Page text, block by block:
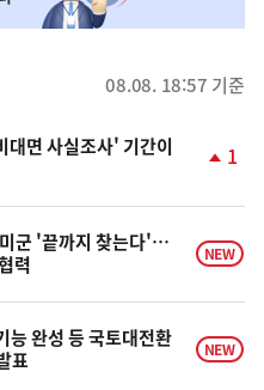
08.08. 18:57 기준
면 사실조사' 기간이
승
1
군 '끝까지 찾는다'…
력
NEW
능 완성 등 국토대전환
표
NEW